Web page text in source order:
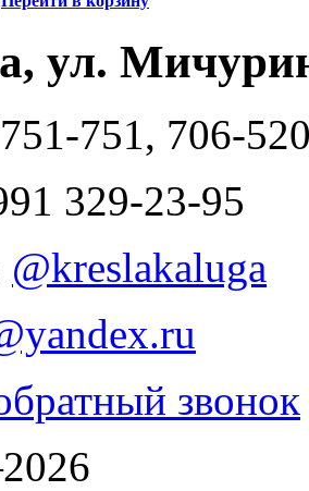
ул.
751, 706-
329-23-95
@kreslakaluga
звонок